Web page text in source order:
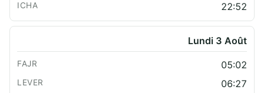
22:52
Lundi 3 Août
05:02
06:27